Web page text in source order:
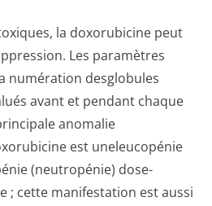
la doxorubicine peut
Les paramètres
numération desglobules
avant et pendant chaque
anomalie
est uneleucopénie
(neutropénie) dose-
; cette manifestation est aussi